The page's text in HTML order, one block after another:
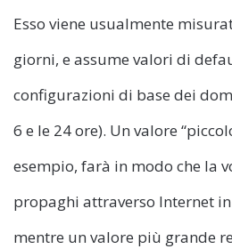
Esso viene usualmente
giorni, e assume valori di
configurazioni di base dei
6 e le 24 ore). Un valore
esempio, farà in modo che la
propaghi attraverso Internet
mentre un valore più grande